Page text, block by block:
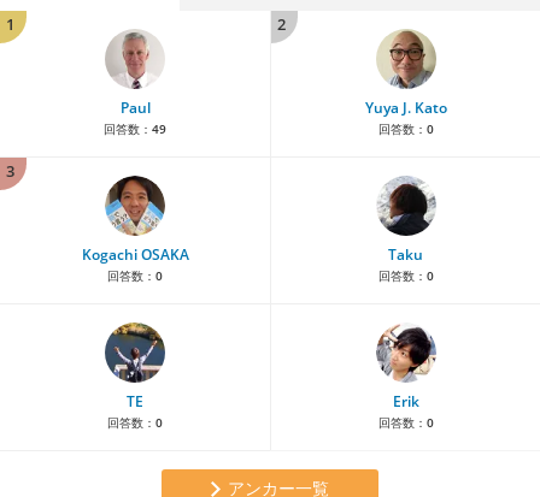
1
Paul
回答数： 49
2
Yuya J. Kato
回答数： 0
3
Kogachi OSAKA
回答数： 0
Taku
回答数： 0
TE
回答数： 0
Erik
回答数： 0
アンカー一覧